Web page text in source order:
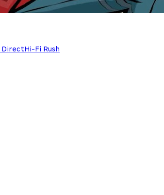
DirectHi-Fi Rush